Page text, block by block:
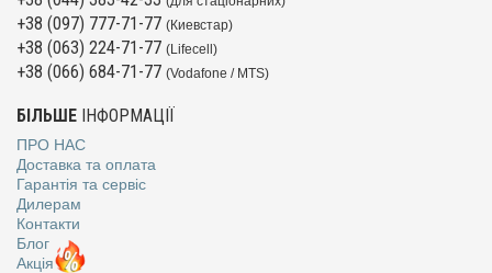
+38 (097) 777-71-77 (Киевстар)
+38 (063) 224-71-77 (Lifecell)
+38 (066) 684-71-77 (Vodafone / MTS)
БІЛЬШЕ ІНФОРМАЦІЇ
ПРО НАС
Доставка та оплата
Гарантія та сервіс
Дилерам
Контакти
Блог
Акція